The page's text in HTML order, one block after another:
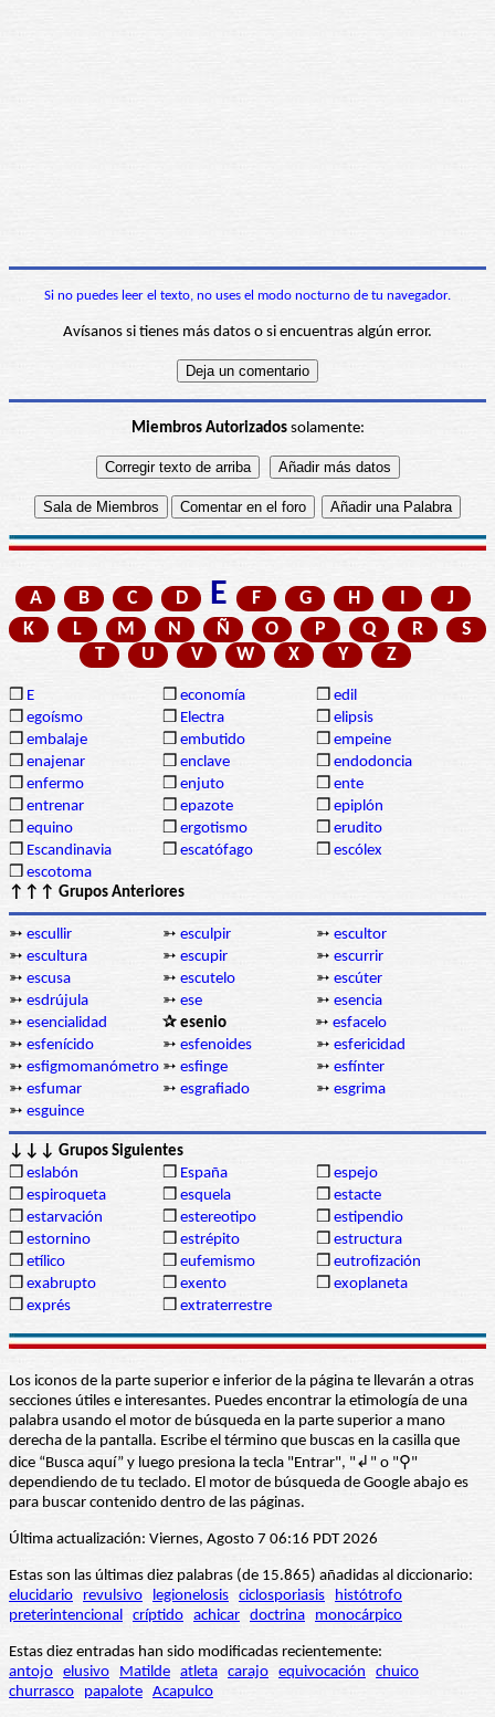
Si no puedes leer el texto, no uses el modo nocturno de tu navegador.
Avísanos si tienes más datos o si encuentras algún error.
Miembros Autorizadossolamente:
A B C D E F G H I
J
K
L M N Ñ O P Q R
S
T
U V W X Y Z
❒ E ❒ economía ❒ edil
❒ egoísmo ❒ Electra ❒ elipsis
❒ embalaje ❒ embutido ❒ empeine
❒ enajenar ❒ enclave ❒ endodoncia
❒ enfermo ❒ enjuto ❒ ente
❒ entrenar ❒ epazote ❒ epiplón
❒ equino ❒ ergotismo ❒ erudito
❒ Escandinavia ❒ escatófago ❒ escólex
❒ escotoma
↑↑↑ Grupos Anteriores
➳ escullir ➳ esculpir ➳ escultor
➳ escultura ➳ escupir ➳ escurrir
➳ escusa ➳ escutelo ➳ escúter
➳ esdrújula ➳ ese ➳ esencia
➳ esencialidad ✰ esenio ➳ esfacelo
➳ esfenícido ➳ esfenoides ➳ esfericidad
➳ esfigmomanómetro ➳ esfinge ➳ esfínter
➳ esfumar ➳ esgrafiado ➳ esgrima
➳ esguince
↓↓↓ Grupos Siguientes
❒ eslabón ❒ España ❒ espejo
❒ espiroqueta ❒ esquela ❒ estacte
❒ estarvación ❒ estereotipo ❒ estipendio
❒ estornino ❒ estrépito ❒ estructura
❒ etílico ❒ eufemismo ❒ eutrofización
❒ exabrupto ❒ exento ❒ exoplaneta
❒ exprés ❒ extraterrestre
Los iconos de la parte superior e inferior de la página te llevarán a otras
secciones útiles e interesantes. Puedes encontrar la etimología de una
palabra usando el motor de búsqueda en la parte superior a mano
derecha de la pantalla. Escribe el término que buscas en la casilla que
dice “Busca aquí” y luego presiona la tecla "Entrar", "↲" o "⚲"
dependiendo de tu teclado. El motor de búsqueda de Google abajo es
para buscar contenido dentro de las páginas.
Última actualización: Viernes, Agosto 7 06:16 PDT 2026
Estas son las últimas diez palabras (de 15.865) añadidas al diccionario:
elucidario
revulsivo legionelosis ciclosporiasis
histótrofo
preterintencional críptido achicar doctrina monocárpico
Estas diez entradas han sido modificadas recientemente:
antojo elusivo Matilde atleta carajo equivocación
chuico
churrasco
papalote Acapulco